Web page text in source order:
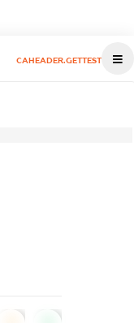
CAHEADER.GETTEST